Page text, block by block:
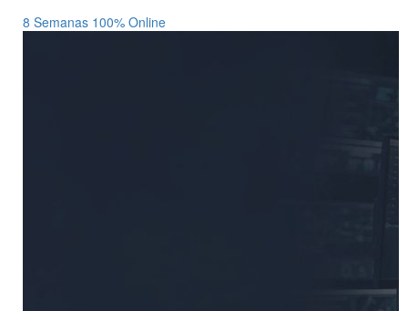
8 Semanas 100% Online